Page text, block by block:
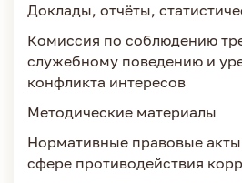
Доклады, отчёты,
Комиссия по соблюдению
служебному поведению и
конфликта интересов
Методические материалы
Нормативные правовые
сфере противодействия